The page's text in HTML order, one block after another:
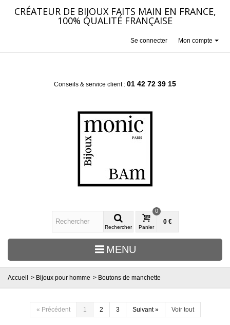
CRÉATEUR DE BIJOUX FAITS MAIN EN FRANCE,
100% QUALITÉ FRANÇAISE
Mon compte
Se connecter
Conseils & service client : 01 42 72 39 15
Rechercher Panier
0
0 €
MENU
Accueil > Bijoux pour homme > Boutons de manchette
« Précédent 1 2 3 Suivant» Voir tout